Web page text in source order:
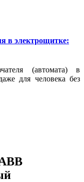
в электрощитке:
(автомата) в
для человека без